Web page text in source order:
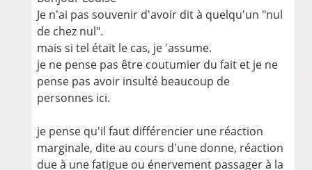
Je n'ai pas souvenir d'avoir dit à quelqu'un "nul
de chez nul".
mais si tel était le cas, je 'assume.
je ne pense pas être coutumier du fait et je ne
pense pas avoir insulté beaucoup de
personnes ici.
je pense qu'il faut différencier une réaction
marginale, dite au cours d'une donne, réaction
due à une fatigue ou énervement passager à la